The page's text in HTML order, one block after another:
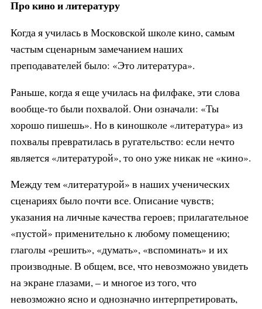
Про кино и литературу
Когда я училась в Московской школе кино, самым
частым сценарным замечанием наших
преподавателей было: «Это литература».
Раньше, когда я еще училась на филфаке, эти слова
вообще-то были похвалой. Они означали: «Ты
хорошо пишешь». Но в киношколе «литература» из
похвалы превратилась в ругательство: если нечто
является «литературой», то оно уже никак не «кино».
Между тем «литературой» в наших ученических
сценариях было почти все. Описание чувств;
указания на личные качества героев; прилагательное
«пустой» применительно к любому помещению;
глаголы «решить», «думать», «вспоминать» и их
производные. В общем, все, что невозможно увидеть
на экране глазами, – и многое из того, что
невозможно ясно и однозначно интерпретировать,